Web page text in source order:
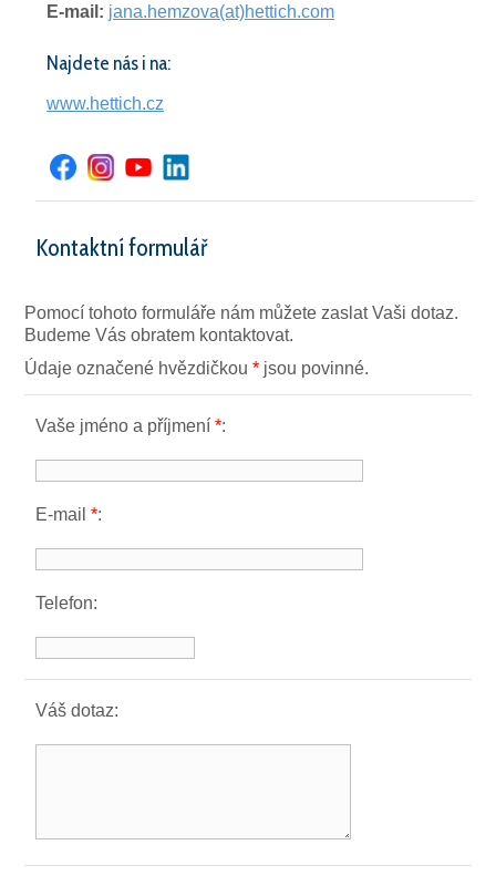
E-mail: jana.hemzova(at)hettich.com
Najdete nás i na:
www.hettich.cz
Kontaktní formulář
Pomocí tohoto formuláře nám můžete zaslat Vaši dotaz.
Budeme Vás obratem kontaktovat.
Údaje označené hvězdičkou* jsou povinné.
Vaše jméno a příjmení*:
E-mail*:
Telefon:
Váš dotaz: